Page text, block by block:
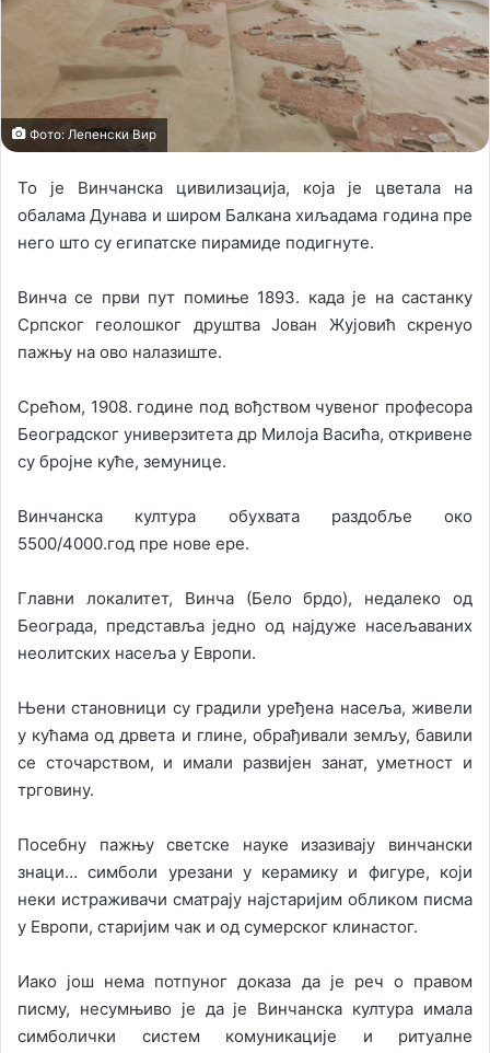
Фото: Лепенски Вир
То је Винчанска цивилизација, која је цветала на
обалама Дунава и широм Балкана хиљадама година пре
него што су египатске пирамиде подигнуте.
Винча се први пут помиње 1893. када је на састанку
Српског геолошког друштва Јован Жујовић скренуо
пажњу на ово налазиште.
Срећом, 1908. године под вођством чувеног професора
Београдског универзитета др Милоја Васића, откривене
су бројне куће, земунице.
Винчанска култура обухвата раздобље око
5500/4000.год пре нове ере.
Главни локалитет, Винча (Бело брдо), недалеко од
Београда, представља једно од најдужe насељаваних
неолитских насеља у Европи.
Њени становници су градили уређена насеља, живели
у кућама од дрвета и глине, обрађивали земљу, бавили
се сточарством, и имали развијен занат, уметност и
трговину.
Посебну пажњу светске науке изазивају винчански
знаци… симболи урезани у керамику и фигуре, који
неки истраживачи сматрају најстаријим обликом писма
у Европи, старијим чак и од сумерског клинастог.
Иако још нема потпуног доказа да је реч о правом
писму, несумњиво је да је Винчанска култура имала
симболички систем комуникације и ритуалне